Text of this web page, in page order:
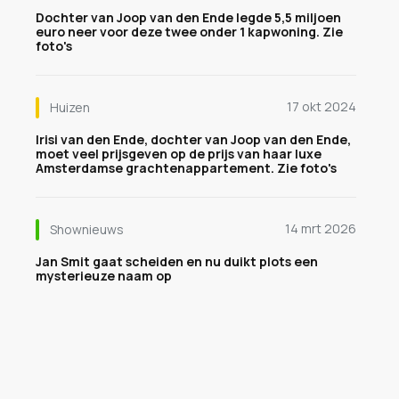
Dochter van Joop van den Ende legde 5,5 miljoen
euro neer voor deze twee onder 1 kapwoning. Zie
foto's
Huizen
17 okt 2024
Irisi van den Ende, dochter van Joop van den Ende,
moet veel prijsgeven op de prijs van haar luxe
Amsterdamse grachtenappartement. Zie foto's
Shownieuws
14 mrt 2026
Jan Smit gaat scheiden en nu duikt plots een
mysterieuze naam op